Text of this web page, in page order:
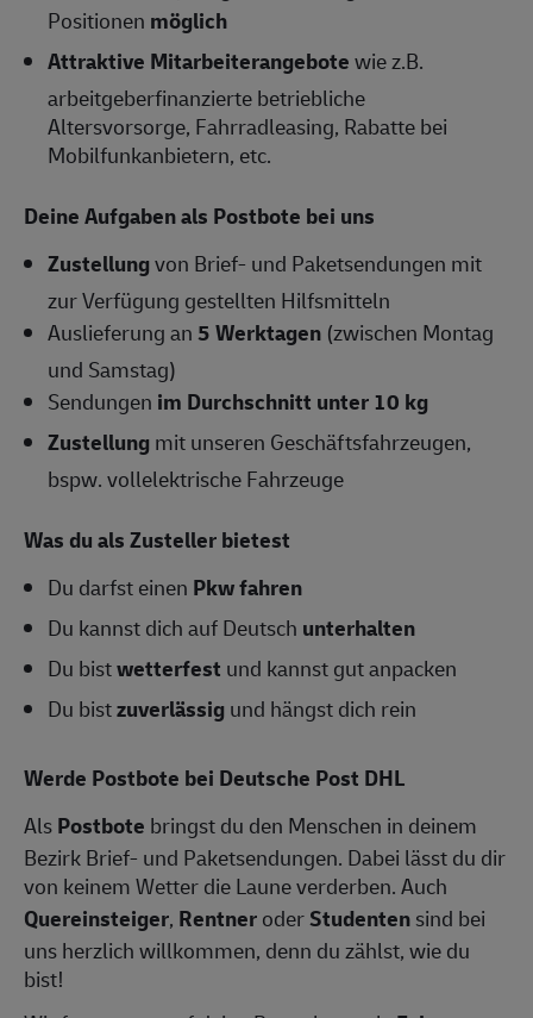
Positionen möglich
Attraktive Mitarbeiterangebotewie z.B.
arbeitgeberfinanzierte betriebliche
Altersvorsorge, Fahrradleasing, Rabatte bei
Mobilfunkanbietern, etc.
Deine Aufgaben als Postbote bei uns
Zustellungvon Brief- und Paketsendungen mit
zur Verfügung gestellten Hilfsmitteln
Auslieferung an5 Werktagen (zwischen Montag
und Samstag)
Sendungen im Durchschnitt unter 10 kg
Zustellungmit unseren Geschäftsfahrzeugen,
bspw. vollelektrische Fahrzeuge
Was du als Zusteller bietest
Du darfst einen Pkw fahren
Du kannst dich auf Deutsch unterhalten
Du bistwetterfest und kannst gut anpacken
Du bistzuverlässigund hängst dich rein
Werde Postbote bei Deutsche Post DHL
AlsPostbote bringst du den Menschen in deinem
Bezirk Brief- und Paketsendungen. Dabei lässt du dir
von keinem Wetter die Laune verderben. Auch
Quereinsteiger, RentneroderStudentensind bei
uns herzlich willkommen, denn du zählst, wie du
bist!